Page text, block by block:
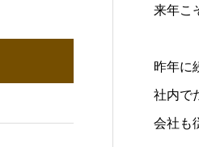
来年こ
昨年に
社内で
会社も